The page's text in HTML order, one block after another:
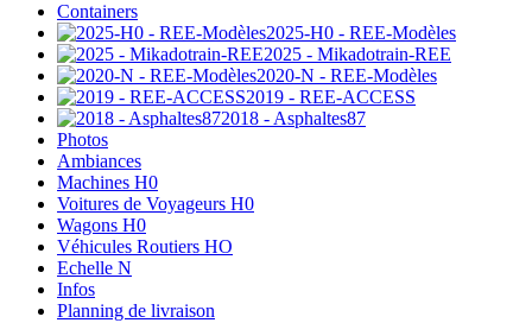
Containers
2025-H0 - REE-Modèles
2025 - Mikadotrain-REE
2020-N - REE-Modèles
2019 - REE-ACCESS
2018 - Asphaltes87
Photos
Ambiances
Machines H0
Voitures de Voyageurs H0
Wagons H0
Véhicules Routiers HO
Echelle N
Infos
Planning de livraison